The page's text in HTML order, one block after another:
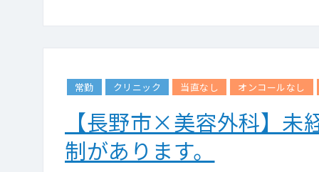
常勤 クリニック 当直なし オンコールなし
【長野市×美容外科】未
制があります。